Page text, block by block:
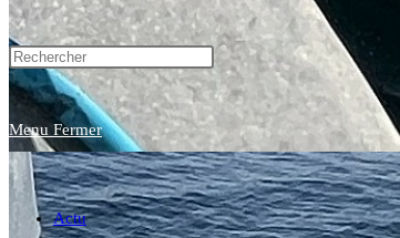
website
search
Menu Fermer
Actu